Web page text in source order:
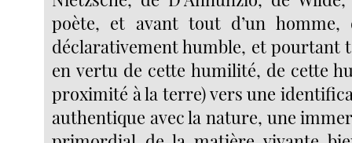
poète, et avant tout d’un homme,
déclarativement humble, et pourtant
en vertu de cette humilité, de cette
proximité à la terre) vers une
authentique avec la nature, une